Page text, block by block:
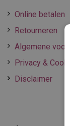
Online betalen
Retourneren
Algemene
Privacy &
Disclaimer